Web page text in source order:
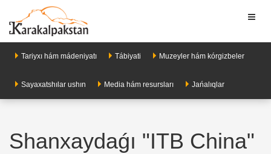
Tariyxı hám mádeniyatı Tábiyati Muzeyler hám kórgizbeler
Sayaxatshılar ushın Media hám resursları Jańalıqlar
Shanxaydaǵı "ITB China"